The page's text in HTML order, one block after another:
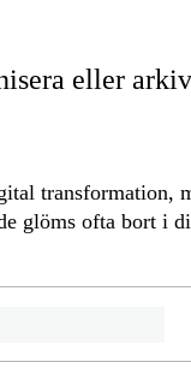
eller
transformation,
glöms ofta bort i